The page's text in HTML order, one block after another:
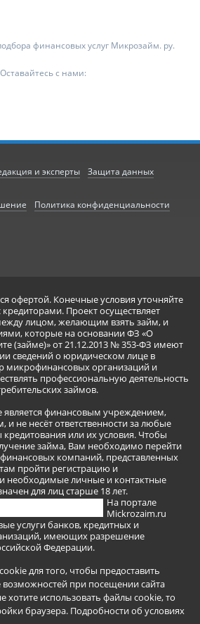
финансовых услуг Микрозайм. ру.
Оставайтесь с нами:
и эксперты Защита данных
Политика конфиденциальности
офертой. Конечные условия уточняйте
Проект осуществляет
лицом, желающим взять займ, и
которые на основании ФЗ «О
(займе)» от 21.12.2013 № 353-ФЗ имеют
сведений о юридическом лице в
микрофинансовых организаций и
профессиональную деятельность
займов.
является финансовым учреждением,
не несёт ответственности за любые
или их условия. Чтобы
займа, Вам необходимо перейти
компаний, представленных
пройти регистрацию и
необходимые личные и контактные
для лиц старше 18 лет.
На портале
Mickrozaim.ru
услуги банков, кредитных и
имеющих разрешение
Федерации.
для того, чтобы предоставить
при посещении сайта
хотите использовать файлы cookie, то
браузера. Подробности об условиях